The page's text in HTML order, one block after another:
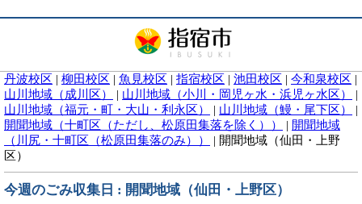
丹波校区 | 柳田校区 | 魚見校区 | 指宿校区 | 池田校区 | 今和泉校区 |
山川地域（成川区）
| 山川地域（小川・岡児ヶ水・浜児ヶ水区）
|
山川地域（福元・町・大山・利永区）
| 山川地域（鰻・尾下区）
|
開聞地域（十町区（ただし、松原田集落を除く））
| 開聞地域
（川尻・十町区（松原田集落のみ））
| 開聞地域（仙田・上野
区）
今週のごみ収集日 : 開聞地域（仙田・上野区）